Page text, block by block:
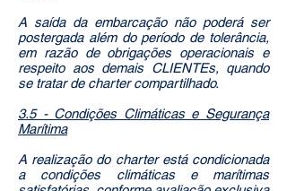
A saída da embarcação não poderá ser
postergada além do período de tolerância,
em razão de obrigações operacionais e
respeito aos demais CLIENTEs, quando
se tratar de charter compartilhado.
3.5 - Condições Climáticas e Segurança
Marítima
A realização do charter está condicionada
a condições climáticas e marítimas